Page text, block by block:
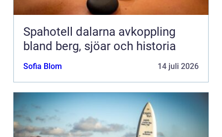
Spahotell dalarna avkoppling
bland berg, sjöar och historia
Sofia Blom 14 juli 2026